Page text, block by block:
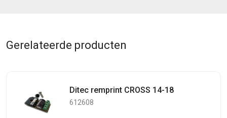
Gerelateerde producten
Ditec remprint CROSS 14-18
612608